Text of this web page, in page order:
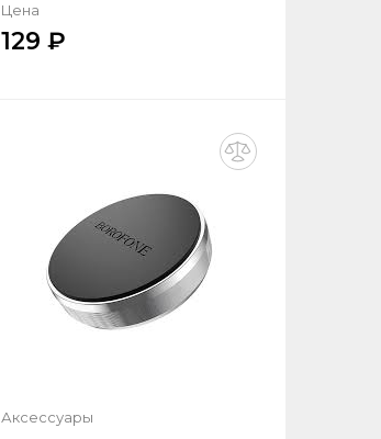
Цена
129
Аксессуары